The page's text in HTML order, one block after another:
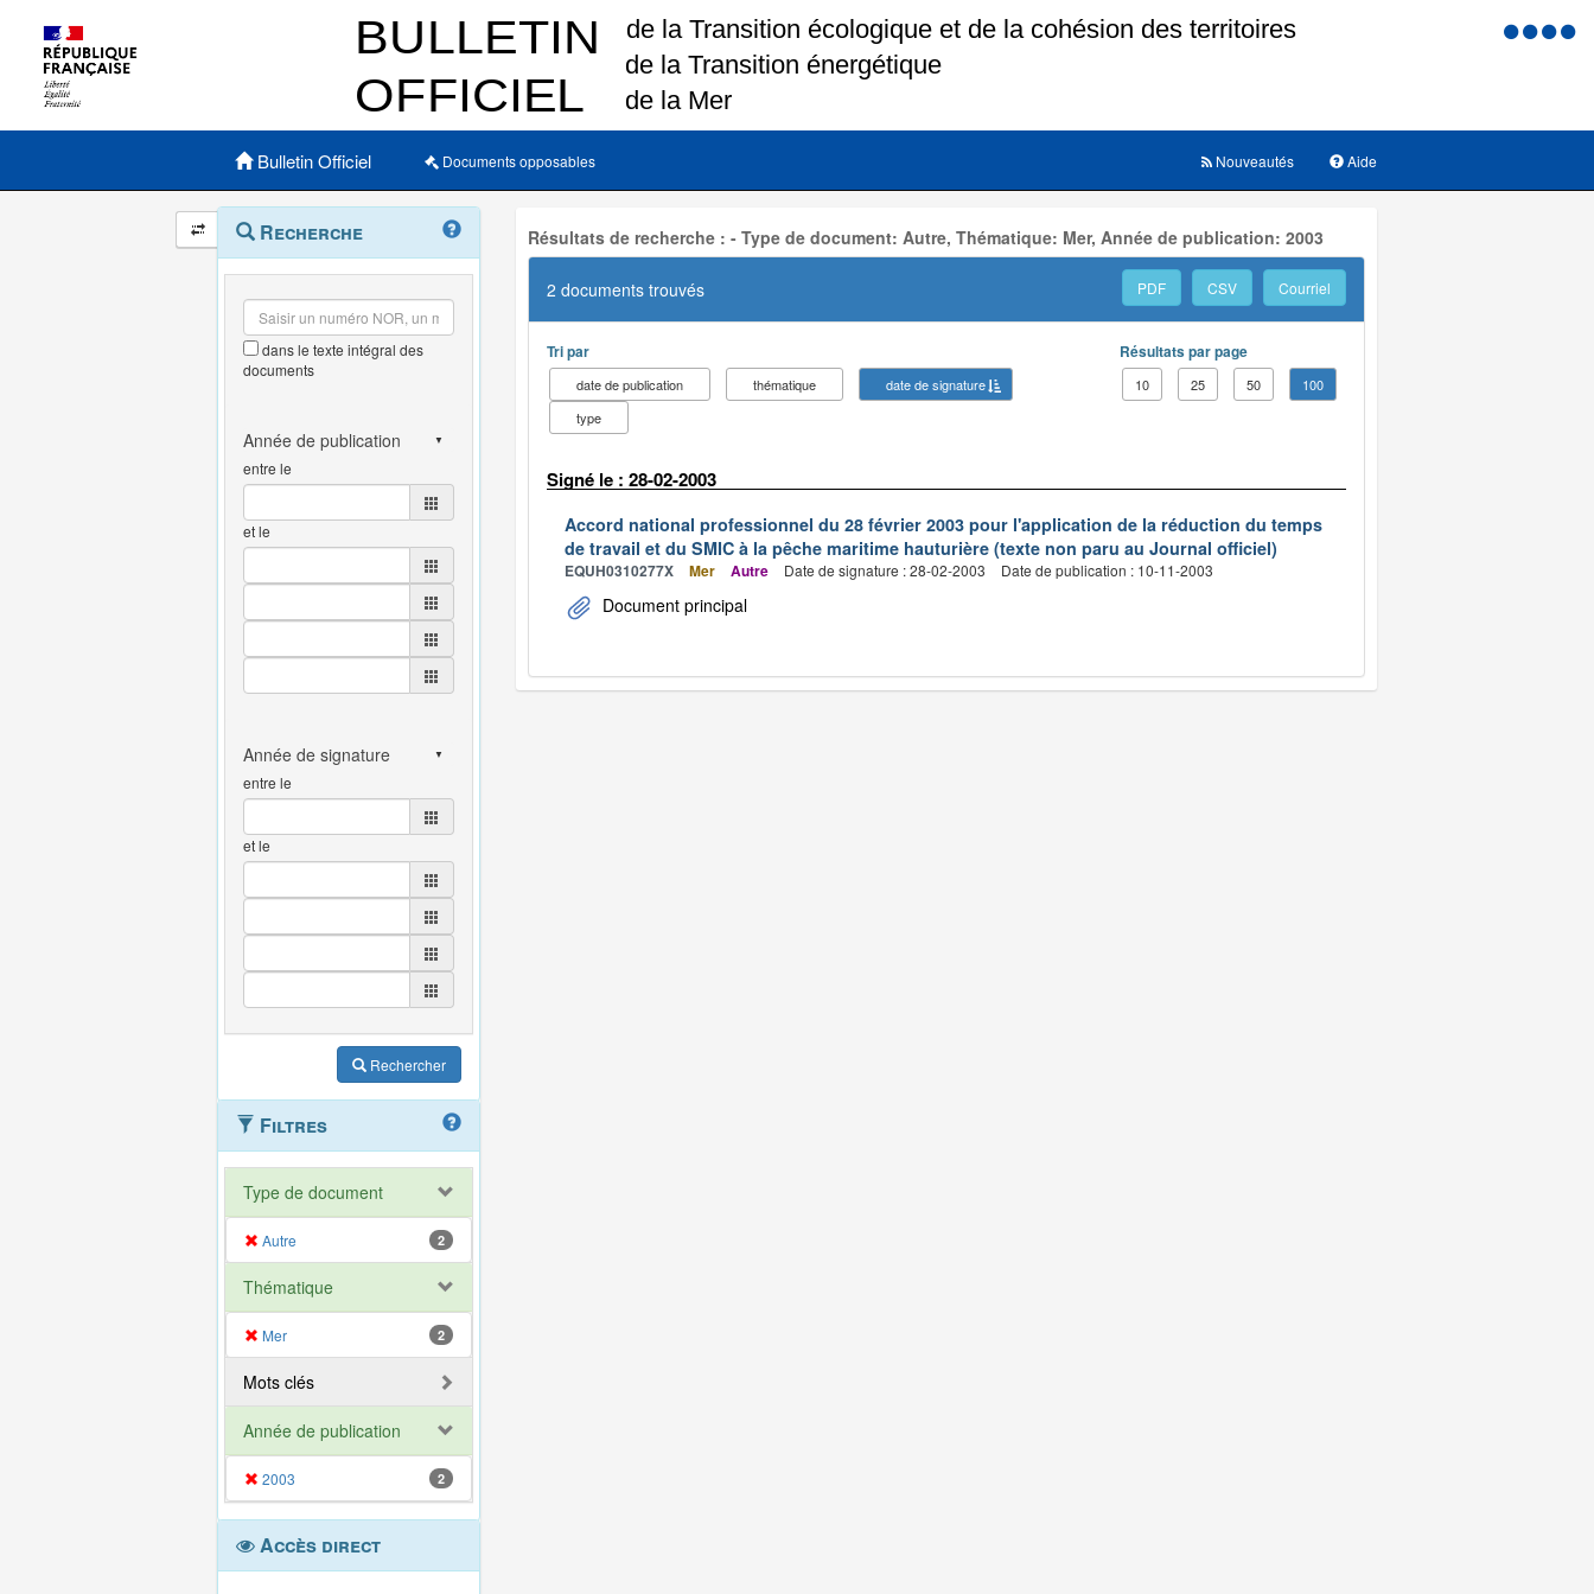
Menu
Menu principal
Bulletin Officiel Documents opposables Aide
Nouveautés
Navigation
et
outils
annexes
Menu
contextuel
Recherche
dans le texte intégral des
documents
entre le
et le
entre le
et le
Rechercher
Filtres
Type de document
Autre 2
Thématique
Mer 2
Mots clés
Année de publication
2003 2
Accès direct
Résultats de recherche : - Type de document: Autre, Thématique: Mer, Année de publication: 2003
2 documents trouvés PDF CSV Courriel
Tri par
date de publication thématique
date de signature
type
Résultats par page
10 25 50 100
Signé le : 28-02-2003
Accord national professionnel du 28 février 2003 pour l'application de la réduction du temps
de travail et du SMIC à la pêche maritime hauturière (texte non paru au Journal officiel)
EQUH0310277X Mer Autre Date de signature : 28-02-2003 Date de publication : 10-11-2003
Document principal